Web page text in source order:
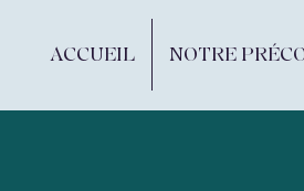
ACCUEIL NOTRE